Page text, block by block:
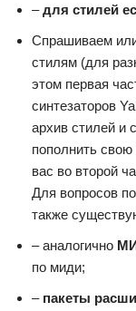
–для стилей
Спрашиваем
стилям (для
этом первая
синтезаторов
архив стилей и
пополнить
вас во второй
Для вопросов
также
– аналогично
по миди;
– пакеты